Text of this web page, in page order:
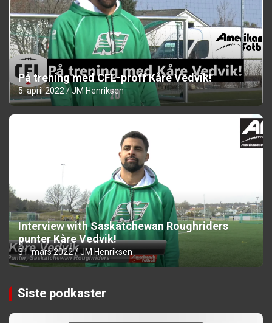
På trening med CFL-proff Kåre Vedvik!
5. april 2022 JM Henriksen
Interview with Saskatchewan Roughriders
punter Kåre Vedvik!
31. mars 2022 JM Henriksen
Siste podkaster